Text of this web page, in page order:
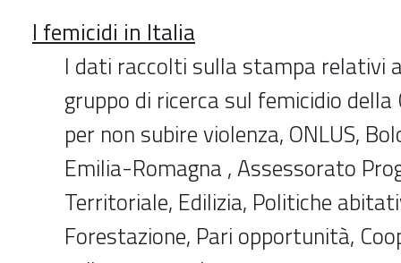
I femicidi in Italia
I dati raccolti sulla stampa relativi
gruppo di ricerca sul femicidio della
per non subire violenza, ONLUS,
Emilia-Romagna , Assessorato
Territoriale, Edilizia, Politiche
Forestazione, Pari opportunità,